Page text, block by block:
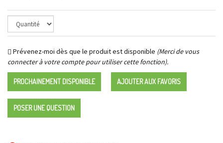
Prévenez-moi dès que le produit est disponible (Merci de vous
connecter à votre compte pour utiliser cette fonction).
PROCHAINEMENT DISPONIBLE AJOUTER AUX FAVORIS
POSER UNE QUESTION